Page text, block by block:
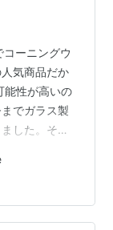
ーニングウ
気商品だか
能性が高いの
でガラス製
した。そし
です。だっ
でドキドキ
は、需要が多
ール、スリ